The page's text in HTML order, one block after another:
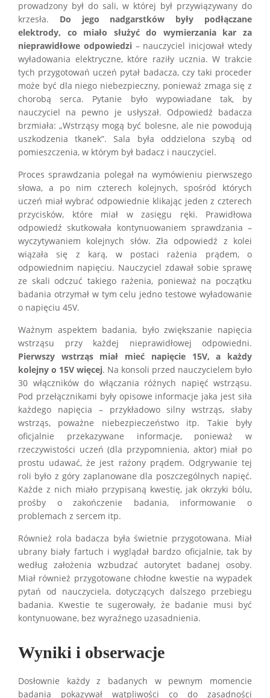
prowadzony był do sali, w której był przywiązywany do
krzesła. Do jego nadgarstków były podłączane
elektrody, co miało służyć do wymierzania kar za
nieprawidłowe odpowiedzi– nauczyciel inicjował wtedy
wyładowania elektryczne, które raziły ucznia. W trakcie
tych przygotowań uczeń pytał badacza, czy taki proceder
może być dla niego niebezpieczny, ponieważ zmaga się z
chorobą serca. Pytanie było wypowiadane tak, by
nauczyciel na pewno je usłyszał. Odpowiedź badacza
brzmiała: „Wstrząsy mogą być bolesne, ale nie powodują
uszkodzenia tkanek”. Sala była oddzielona szybą od
pomieszczenia, w którym był badacz i nauczyciel.
Proces sprawdzania polegał na wymówieniu pierwszego
słowa, a po nim czterech kolejnych, spośród których
uczeń miał wybrać odpowiednie klikając jeden z czterech
przycisków, które miał w zasięgu ręki. Prawidłowa
odpowiedź skutkowała kontynuowaniem sprawdzania –
wyczytywaniem kolejnych słów. Zła odpowiedź z kolei
wiązała się z karą, w postaci rażenia prądem, o
odpowiednim napięciu. Nauczyciel zdawał sobie sprawę
ze skali odczuć takiego rażenia, ponieważ na początku
badania otrzymał w tym celu jedno testowe wyładowanie
o napięciu 45V.
Ważnym aspektem badania, było zwiększanie napięcia
wstrząsu przy każdej nieprawidłowej odpowiedni.
Pierwszy wstrząs miał mieć napięcie 15V, a każdy
kolejny o 15V więcej. Na konsoli przed nauczycielem było
30 włączników do włączania różnych napięć wstrząsu.
Pod przełącznikami były opisowe informacje jaka jest siła
każdego napięcia – przykładowo silny wstrząs, słaby
wstrząs, poważne niebezpieczeństwo itp. Takie były
oficjalnie przekazywane informacje, ponieważ w
rzeczywistości uczeń (dla przypomnienia, aktor) miał po
prostu udawać, że jest rażony prądem. Odgrywanie tej
roli było z góry zaplanowane dla poszczególnych napięć.
Każde z nich miało przypisaną kwestię, jak okrzyki bólu,
prośby o zakończenie badania, informowanie o
problemach z sercem itp.
Również rola badacza była świetnie przygotowana. Miał
ubrany biały fartuch i wyglądał bardzo oficjalnie, tak by
według założenia wzbudzać autorytet badanej osoby.
Miał również przygotowane chłodne kwestie na wypadek
pytań od nauczyciela, dotyczących dalszego przebiegu
badania. Kwestie te sugerowały, że badanie musi być
kontynuowane, bez wyraźnego uzasadnienia.
Wyniki i obserwacje
Dosłownie każdy z badanych w pewnym momencie
badania pokazywał wątpliwości co do zasadności